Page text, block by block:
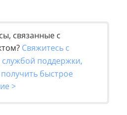
связанные с
Свяжитесь с
поддержки,
быстрое
>